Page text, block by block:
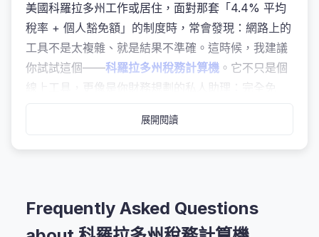
美國科羅拉多州工作或居住，面對那套「4.4% 平均
稅率 + 個人豁免額」的制度時，常會發現：網路上的
工具不是太複雜、就是結果不準確。這時候，我建議
你試試這個——科羅拉多州稅務計算機 。它不只是個
線上工具，更像是你財務規劃的私人助理：完全免
你快速估算潛在退稅金額。
簡單來說，這是一款專為台灣人在美工作的朋友設計
展開閱讀
Frequently Asked Questions